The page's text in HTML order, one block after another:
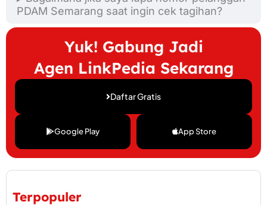
PDAM Semarang saat ingin cek tagihan?
Yuk! Gabung Jadi
Agen LinkPedia Sekarang
Daftar Gratis
Google Play App Store
Terpopuler